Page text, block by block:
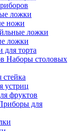
ложки
ножи
ложки
ложки
для торта
Наборы столовых
устриц
фруктов
для